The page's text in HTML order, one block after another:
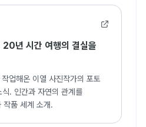
푸른 나무(Blue tree)” 서울
서울 (이룸 갤러리)
“C'era una volta il nudo, e
Artistica Milanese), 서울
20년 시간 여행의 결실을
업해온 이열 사진작가의 포토
. 인간과 자연의 관계를
작품 세계 소개.